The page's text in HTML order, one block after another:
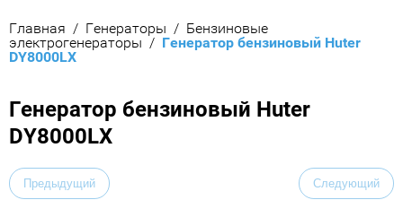
Главная / Генераторы / Бензиновые
электрогенераторы /
  Генератор бензиновый Huter
DY8000LX
Генератор бензиновый Huter
DY8000LX
Предыдущий Следующий